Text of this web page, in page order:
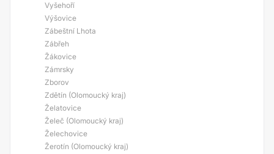
Vyšehoří
Výšovice
Zábeštní Lhota
Zábřeh
Žákovice
Zámrsky
Zborov
Zdětín (Olomoucký kraj)
Želatovice
Želeč (Olomoucký kraj)
Želechovice
Žerotín (Olomoucký kraj)